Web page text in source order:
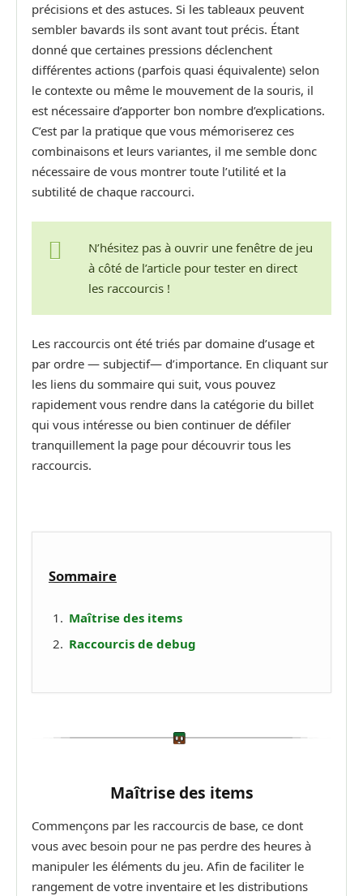
précisions et des astuces. Si les tableaux peuvent
sembler bavards ils sont avant tout précis. Étant
donné que certaines pressions déclenchent
différentes actions (parfois quasi équivalente) selon
le contexte ou même le mouvement de la souris, il
est nécessaire d’apporter bon nombre d’explications.
C’est par la pratique que vous mémoriserez ces
combinaisons et leurs variantes, il me semble donc
nécessaire de vous montrer toute l’utilité et la
subtilité de chaque raccourci.
N’hésitez pas à ouvrir une fenêtre de jeu
à côté de l’article pour tester en direct
les raccourcis !
Les raccourcis ont été triés par domaine d’usage et
par ordre — subjectif— d’importance. En cliquant sur
les liens du sommaire qui suit, vous pouvez
rapidement vous rendre dans la catégorie du billet
qui vous intéresse ou bien continuer de défiler
tranquillement la page pour découvrir tous les
raccourcis.
Sommaire
Maîtrise des items
Raccourcis de debug
Maîtrise des items
Commençons par les raccourcis de base, ce dont
vous avec besoin pour ne pas perdre des heures à
manipuler les éléments du jeu. Afin de faciliter le
rangement de votre inventaire et les distributions